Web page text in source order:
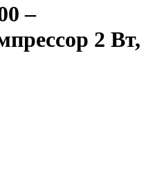
–
2 Вт,